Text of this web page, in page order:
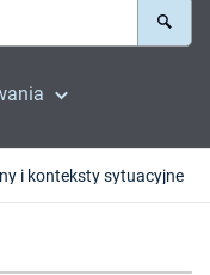
i konteksty sytuacyjne